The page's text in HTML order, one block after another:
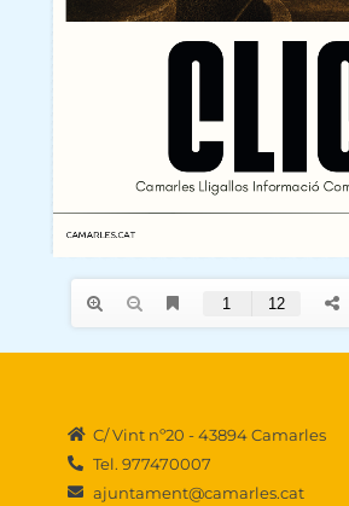
C/ Vint nº20 - 43894 Camarles
Tel. 977470007
ajuntament@camarles.cat